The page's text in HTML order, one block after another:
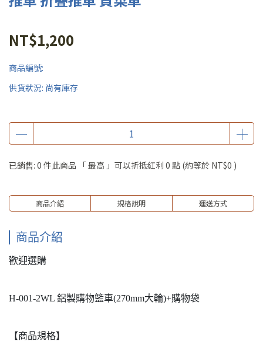
NT$1,200
商品編號:
供貨狀況: 尚有庫存
已銷售: 0 件此商品 「 最高 」可以折抵紅利 0 點 (約等於 NT$0 )
商品介紹 規格說明 運送方式
商品介紹
歡迎選購
H-001-2WL 鋁製購物籃車(270mm大輪)+購物袋
【商品規格】